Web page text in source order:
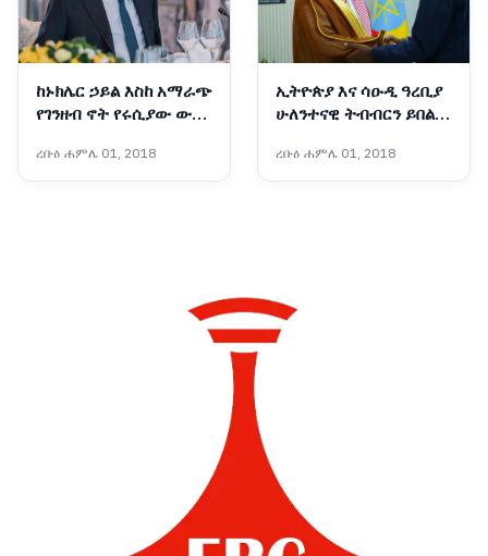
ከኑክሌር ኃይል እስከ አማራጭ
የገንዘብ ኖት የሩሲያው ውጭ
ለምን ተገኙ?
ረቡዕ ሐምሌ 01, 2018
ኢትዮጵያ እና ሳዑዲ ዓረቢያ
ሁለንተናዊ ትብብርን ይበልጥ
ላይ መከሩ
ረቡዕ ሐምሌ 01, 2018